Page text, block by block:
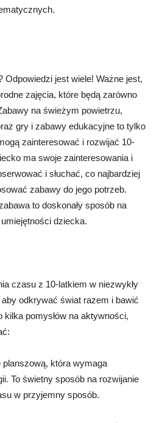
Odpowiedzi jest wiele! Ważne jest,
zajęcia, które będą zarówno
na świeżym powietrzu,
gry i zabawy edukacyjne to tylko
zainteresować i rozwijać 10-
ma swoje zainteresowania i
i słuchać, co najbardziej
zabawy do jego potrzeb.
to doskonały sposób na
dziecka.
czasu z 10-latkiem w niezwykły
odkrywać świat razem i bawić
pomysłów na aktywności,
planszową, która wymaga
To świetny sposób na rozwijanie
w przyjemny sposób.